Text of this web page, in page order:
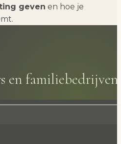
geven en hoe je
en familiebedrijven